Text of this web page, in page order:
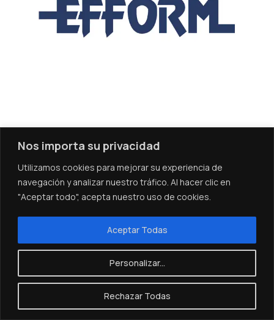
Nos importa su privacidad
Utilizamos cookies para mejorar su experiencia de
navegación y analizar nuestro tráfico. Al hacer clic en
"Aceptar todo", acepta nuestro uso de cookies.
Personalizar...
Rechazar Todas
Aceptar Todas